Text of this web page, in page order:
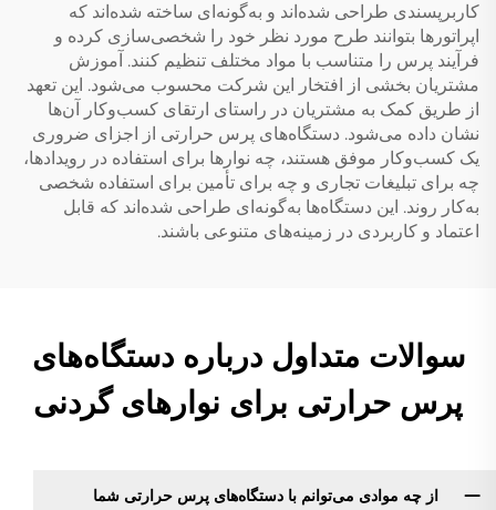
کاربرپسندی طراحی شده‌اند و به‌گونه‌ای ساخته شده‌اند که
اپراتورها بتوانند طرح مورد نظر خود را شخصی‌سازی کرده و
فرآیند پرس را متناسب با مواد مختلف تنظیم کنند. آموزش
مشتریان بخشی از افتخار این شرکت محسوب می‌شود. این تعهد
از طریق کمک به مشتریان در راستای ارتقای کسب‌وکار آن‌ها
نشان داده می‌شود. دستگاه‌های پرس حرارتی از اجزای ضروری
یک کسب‌وکار موفق هستند، چه نوارها برای استفاده در رویدادها،
چه برای تبلیغات تجاری و چه برای تأمین برای استفاده شخصی
به‌کار روند. این دستگاه‌ها به‌گونه‌ای طراحی شده‌اند که قابل
اعتماد و کاربردی در زمینه‌های متنوعی باشند.
سوالات متداول درباره دستگاه‌های
پرس حرارتی برای نوارهای گردنی
از چه موادی می‌توانم با دستگاه‌های پرس حرارتی شما